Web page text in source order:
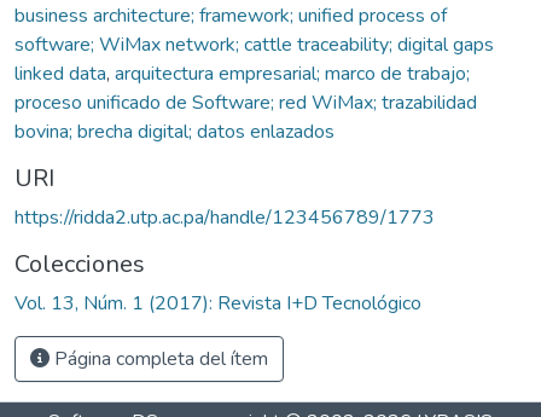
business architecture; framework; unified process of
software; WiMax network; cattle traceability; digital gaps
linked data, arquitectura empresarial; marco de trabajo;
proceso unificado de Software; red WiMax; trazabilidad
bovina; brecha digital; datos enlazados
URI
https://ridda2.utp.ac.pa/handle/123456789/1773
Colecciones
Vol. 13, Núm. 1 (2017): Revista I+D Tecnológico
Página completa del ítem